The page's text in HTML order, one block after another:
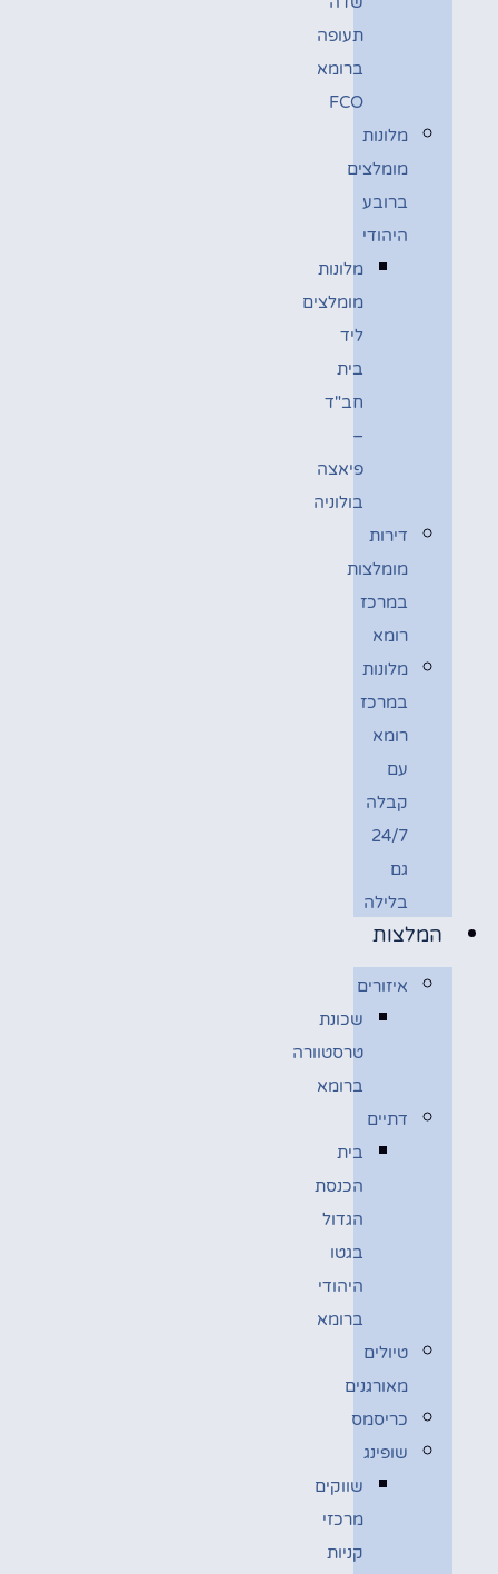
תעופה
ברומא
FCO
מלונות
מומלצים
ברובע
היהודי
מלונות
מומלצים
ליד
בית
חב"ד
–
פיאצה
בולוניה
דירות
מומלצות
במרכז
רומא
מלונות
במרכז
רומא
עם
קבלה
24/7
גם
בלילה
המלצות
איזורים
שכונת
טרסטוורה
ברומא
דתיים
בית
הכנסת
הגדול
בגטו
היהודי
ברומא
טיולים
מאורגנים
כריסמס
שופינג
שווקים
מרכזי
קניות